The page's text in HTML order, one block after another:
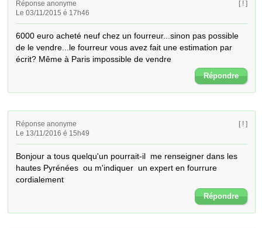
Réponse anonyme
Le 03/11/2015 é 17h46
[ ! ]
6000 euro acheté neuf chez un fourreur...sinon pas possible
de le vendre...le fourreur vous avez fait une estimation par
écrit? Même à Paris impossible de vendre
Répondre
Réponse anonyme
Le 13/11/2016 é 15h49
[ ! ]
Bonjour a tous quelqu'un pourrait-il  me renseigner dans les
hautes Pyrénées  ou m'indiquer  un expert en fourrure
cordialement
Répondre